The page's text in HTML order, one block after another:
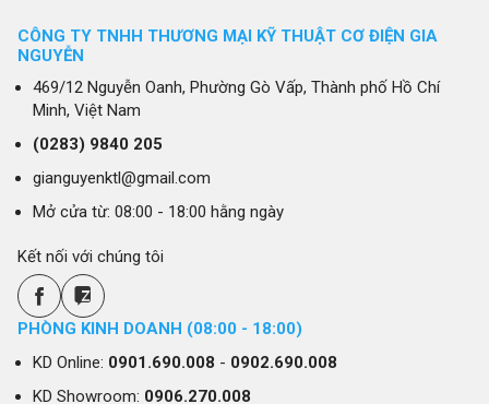
ẩn, tạo nên vẻ ngoài tinh tế, giữ gìn thẩm mỹ cho các công trình
kiến trúc cao cấp, văn phòng, khách sạn, nhà hàng và các căn
hộ sang trọng. Đồng thời, loại máy lạnh này còn mang đến khả
năng làm mát mạnh mẽ, phù hợp với không gian lớn mà không
CÔNG TY TNHH THƯƠNG MẠI KỸ THUẬT CƠ ĐIỆN GIA
NGUYỄN
469/12 Nguyễn Oanh, Phường Gò Vấp, Thành phố Hồ Chí
Minh, Việt Nam
(0283) 9840 205
gianguyenktl@gmail.com
Mở cửa từ: 08:00 - 18:00 hằng ngày
Kết nối với chúng tôi
PHÒNG KINH DOANH (08:00 - 18:00)
KD Online: 0901.690.008 - 0902.690.008
KD Showroom: 0906.270.008